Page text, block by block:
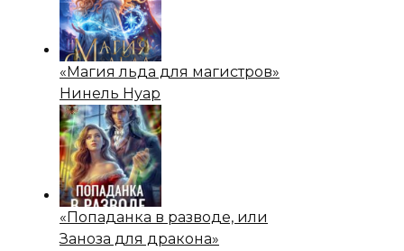
«Магия льда для магистров»
Нинель Нуар
«Попаданка в разводе, или
Заноза для дракона»